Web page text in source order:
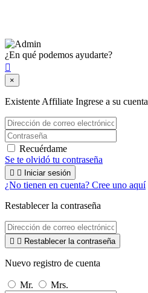
¿En qué podemos ayudarte?

×
Existente Affiliate Ingrese a su cuenta
Recuérdame
Se te olvidó tu contraseña
  Iniciar sesión
¿No tienen en cuenta? Cree uno aquí
Restablecer la contraseña
  Restablecer la contraseña
Nuevo registro de cuenta
Mr. Mrs.